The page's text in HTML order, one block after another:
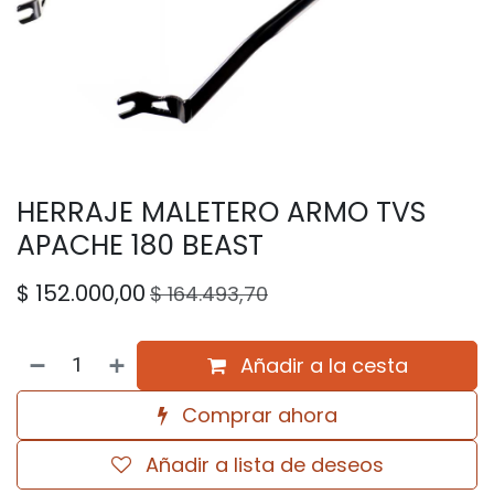
HERRAJE MALETERO ARMO TVS
APACHE 180 BEAST
$ 152.000,00 $164.493,70
Añadir a la cesta
Comprar ahora
Añadir a lista de deseos